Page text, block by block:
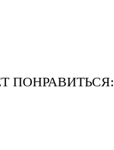
ПОНРАВИТЬСЯ: